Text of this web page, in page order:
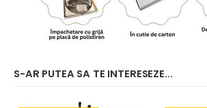
S-AR PUTEA SA TE INTERESEZE...